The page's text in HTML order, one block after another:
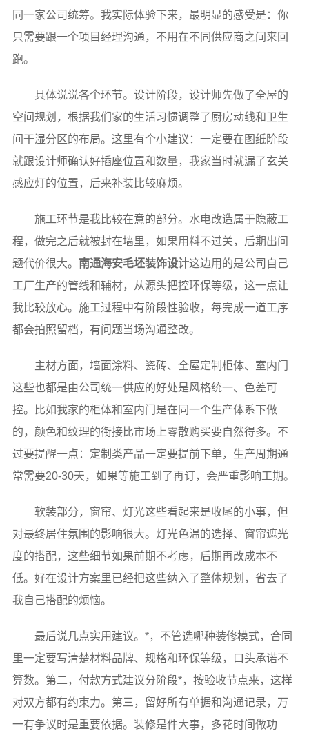
同一家公司统筹。我实际体验下来，最明显的感受是：你
只需要跟一个项目经理沟通，不用在不同供应商之间来回
跑。
具体说说各个环节。设计阶段，设计师先做了全屋的
空间规划，根据我们家的生活习惯调整了厨房动线和卫生
间干湿分区的布局。这里有个小建议：一定要在图纸阶段
就跟设计师确认好插座位置和数量，我家当时就漏了玄关
感应灯的位置，后来补装比较麻烦。
施工环节是我比较在意的部分。水电改造属于隐蔽工
程，做完之后就被封在墙里，如果用料不过关，后期出问
题代价很大。 南通海安毛坯装饰设计这边用的是公司自己
工厂生产的管线和辅材，从源头把控环保等级，这一点让
我比较放心。施工过程中有阶段性验收，每完成一道工序
都会拍照留档，有问题当场沟通整改。
主材方面，墙面涂料、瓷砖、全屋定制柜体、室内门
这些也都是由公司统一供应的好处是风格统一、色差可
控。比如我家的柜体和室内门是在同一个生产体系下做
的，颜色和纹理的衔接比市场上零散购买要自然得多。不
过要提醒一点：定制类产品一定要提前下单，生产周期通
常需要20-30天，如果等施工到了再订，会严重影响工期。
软装部分，窗帘、灯光这些看起来是收尾的小事，但
对最终居住氛围的影响很大。灯光色温的选择、窗帘遮光
度的搭配，这些细节如果前期不考虑，后期再改成本不
低。好在设计方案里已经把这些纳入了整体规划，省去了
我自己搭配的烦恼。
最后说几点实用建议。*，不管选哪种装修模式，合同
里一定要写清楚材料品牌、规格和环保等级，口头承诺不
算数。第二，付款方式建议分阶段*，按验收节点来，这样
对双方都有约束力。第三，留好所有单据和沟通记录，万
一有争议时是重要依据。装修是件大事，多花时间做功